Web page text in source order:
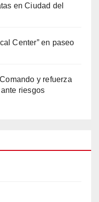
en Ciudad del
Center” en paseo
y refuerza
riesgos